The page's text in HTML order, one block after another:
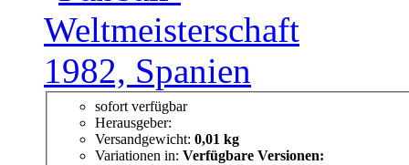
sofort verfügbar
Herausgeber:
Versandgewicht: 0,01 kg
Variationen in: Verfügbare Versionen: